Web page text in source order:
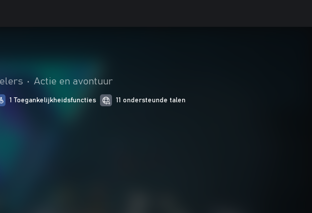
• Actie en avontuur
1 Toegankelijkheidsfuncties 11 ondersteunde talen